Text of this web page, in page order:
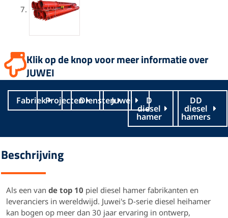
m
Klik op de knop voor meer informatie over
JUWEI
FabriekProjectenDienstenJuwei D
diesel
hamer
DD
diesel
hamers
Beschrijving
Als een van de top 10 piel diesel hamer fabrikanten en
leveranciers in wereldwijd. Juwei's D-serie diesel heihamer
kan bogen op meer dan 30 jaar ervaring in ontwerp,